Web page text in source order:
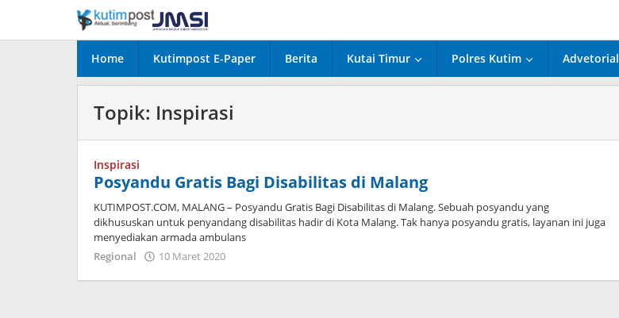
konten
Home Kutimpost E-Paper Berita Kutai Timur Polres Kutim Advetorial
Topik: Inspirasi
Inspirasi
Posyandu Gratis Bagi Disabilitas di Malang
KUTIMPOST.COM, MALANG – Posyandu Gratis Bagi Disabilitas di Malang. Sebuah posyandu yang
dikhususkan untuk penyandang disabilitas hadir di Kota Malang. Tak hanya posyandu gratis, layanan ini juga
menyediakan armada ambulans
Regional
10 Maret 2020